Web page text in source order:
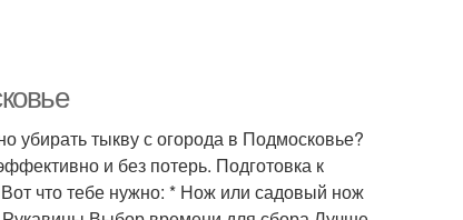
убирать тыкву с огорода в Подмосковье?
и без потерь. Подготовка к
что тебе нужно: * Нож или садовый нож